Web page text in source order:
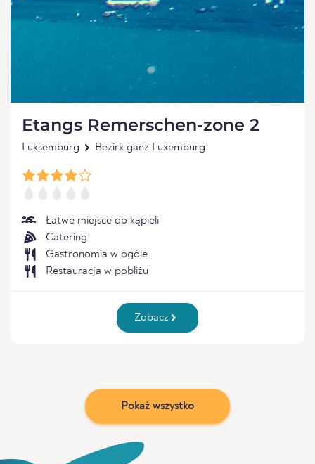
Etangs Remerschen-zone 2
Luksemburg Bezirk ganz Luxemburg
Łatwe miejsce do kąpieli
Catering
Gastronomia w ogóle
Restauracja w pobliżu
Zobacz
Pokaż wszystko